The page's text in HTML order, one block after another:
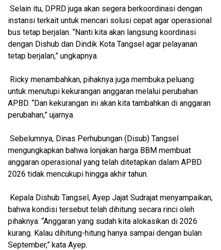
Selain itu, DPRD juga akan segera berkoordinasi dengan
instansi terkait untuk mencari solusi cepat agar operasional
bus tetap berjalan. “Nanti kita akan langsung koordinasi
dengan Dishub dan Dindik Kota Tangsel agar pelayanan
tetap berjalan,” ungkapnya.
Ricky menambahkan, pihaknya juga membuka peluang
untuk menutupi kekurangan anggaran melalui perubahan
APBD. “Dan kekurangan ini akan kita tambahkan di anggaran
perubahan,” ujarnya.
Sebelumnya, Dinas Perhubungan (Disub) Tangsel
mengungkapkan bahwa lonjakan harga BBM membuat
anggaran operasional yang telah ditetapkan dalam APBD
2026 tidak mencukupi hingga akhir tahun.
Kepala Dishub Tangsel, Ayep Jajat Sudrajat menyampaikan,
bahwa kondisi tersebut telah dihitung secara rinci oleh
pihaknya. “Anggaran yang sudah kita alokasikan di 2026
kurang. Kalau dihitung-hitung hanya sampai dengan bulan
September,” kata Ayep.